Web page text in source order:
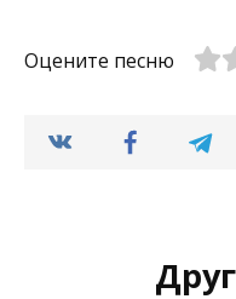
Оцените песню